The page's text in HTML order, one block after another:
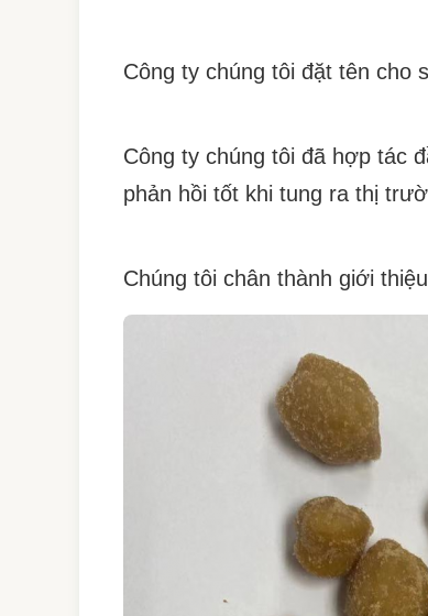
Công ty chúng tôi đặt tên cho
Công ty chúng tôi đã hợp tác
phản hồi tốt khi tung ra thị
Chúng tôi chân thành giới